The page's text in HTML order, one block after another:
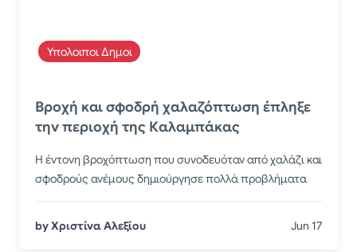
Υπολοιποι Δημοι
Βροχή και σφοδρή χαλαζόπτωση έπληξε
την περιοχή της Καλαμπάκας
Η έντονη βροχόπτωση που συνοδευόταν από χαλάζι και
σφοδρούς ανέμους δημιούργησε πολλά προβλήματα
by Χριστίνα Αλεξίου Jun 17